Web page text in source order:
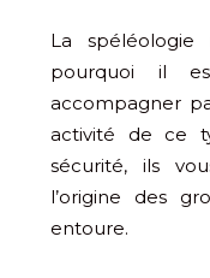
La spéléologie
pourquoi il
accompagner
activité de ce
sécurité, ils
l’origine des
entoure.